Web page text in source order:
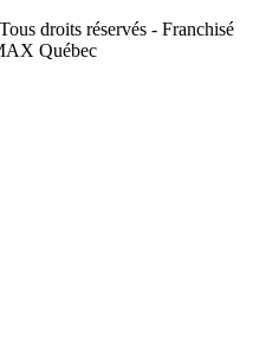
droits réservés - Franchisé
Québec